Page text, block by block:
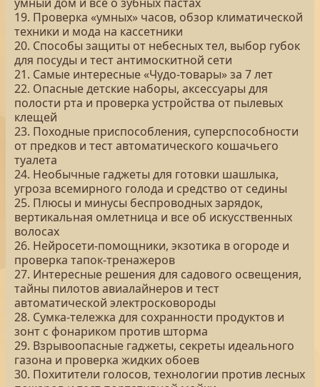
19. Проверка «умных» часов, обзор климатической
техники и мода на кассетники
20. Способы защиты от небесных тел, выбор губок
для посуды и тест антимоскитной сети
21. Самые интересные «Чудо-товары» за 7 лет
22. Опасные детские наборы, аксессуары для
полости рта и проверка устройства от пылевых
клещей
23. Походные приспособления, суперспособности
от предков и тест автоматического кошачьего
туалета
24. Необычные гаджеты для готовки шашлыка,
угроза всемирного голода и средство от седины
25. Плюсы и минусы беспроводных зарядок,
вертикальная омлетница и все об искусственных
волосах
26. Нейросети-помощники, экзотика в огороде и
проверка тапок-тренажеров
27. Интересные решения для садового освещения,
тайны пилотов авиалайнеров и тест
автоматической электросковороды
28. Сумка-тележка для сохранности продуктов и
зонт с фонариком против шторма
29. Взрывоопасные гаджеты, секреты идеального
газона и проверка жидких обоев
30. Похитители голосов, технологии против лесных